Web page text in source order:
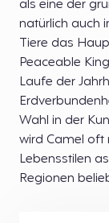
als eine der
natürlich auch
Tiere das
Peaceable
Laufe der
Wahl in der
wird Camel oft
Lebensstilen
Regionen